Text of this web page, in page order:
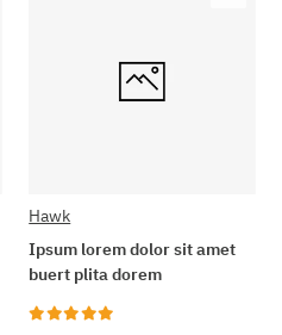
Hawk
Ipsum lorem dolor sit amet
buert plita dorem